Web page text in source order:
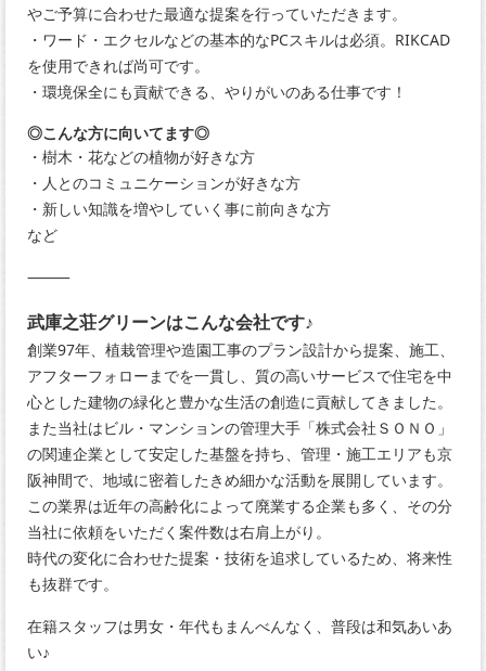
やご予算に合わせた最適な提案を行っていただきます。
・ワード・エクセルなどの基本的なPCスキルは必須。RIKCAD
を使用できれば尚可です。
・環境保全にも貢献できる、やりがいのある仕事です！
◎こんな方に向いてます◎
・樹木・花などの植物が好きな方
・人とのコミュニケーションが好きな方
・新しい知識を増やしていく事に前向きな方
など
⸻
武庫之荘グリーンはこんな会社です♪
創業97年、植栽管理や造園工事のプラン設計から提案、施工、
アフターフォローまでを一貫し、質の高いサービスで住宅を中
心とした建物の緑化と豊かな生活の創造に貢献してきました。
また当社はビル・マンションの管理大手「株式会社ＳＯＮＯ」
の関連企業として安定した基盤を持ち、管理・施工エリアも京
阪神間で、地域に密着したきめ細かな活動を展開しています。
この業界は近年の高齢化によって廃業する企業も多く、その分
当社に依頼をいただく案件数は右肩上がり。
時代の変化に合わせた提案・技術を追求しているため、将来性
も抜群です。
在籍スタッフは男女・年代もまんべんなく、普段は和気あいあ
い♪